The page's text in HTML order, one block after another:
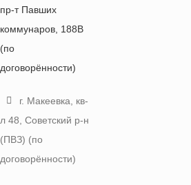
пр-т Павших
коммунаров, 188В
(по
договорённости)
г. Макеевка, кв-
л 48, Советский р-н
(ПВЗ) (по
договорённости)